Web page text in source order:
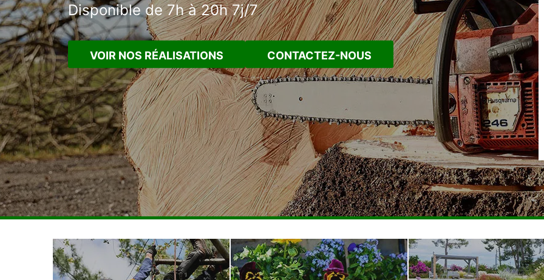
Disponible de 7h à 20h 7j/7
VOIR NOS RÉALISATIONS CONTACTEZ-NOUS